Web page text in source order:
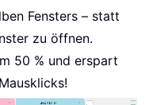
Fensters – statt
zu öffnen.
50 % und erspart